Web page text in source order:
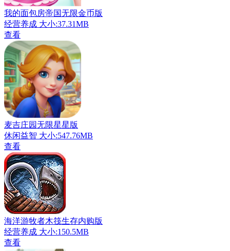
我的面包房帝国无限金币版
经营养成 大小:37.31MB
查看
麦吉庄园无限星星版
休闲益智 大小:547.76MB
查看
海洋游牧者木筏生存内购版
经营养成 大小:150.5MB
查看